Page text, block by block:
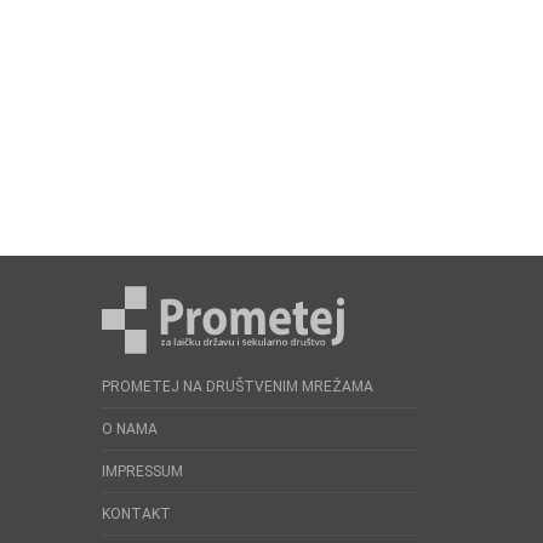
PROMETEJ NA DRUŠTVENIM MREŽAMA
O NAMA
IMPRESSUM
KONTAKT